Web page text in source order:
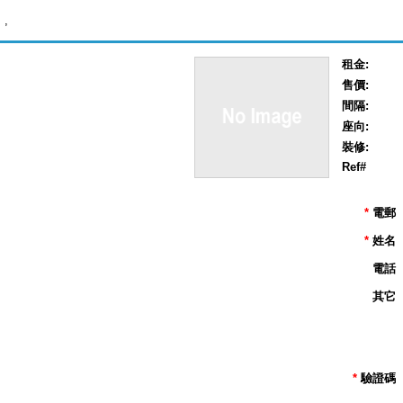
,
租金:
售價:
間隔:
座向:
裝修:
Ref#
* 電郵
* 姓名
電話
其它
* 驗證碼